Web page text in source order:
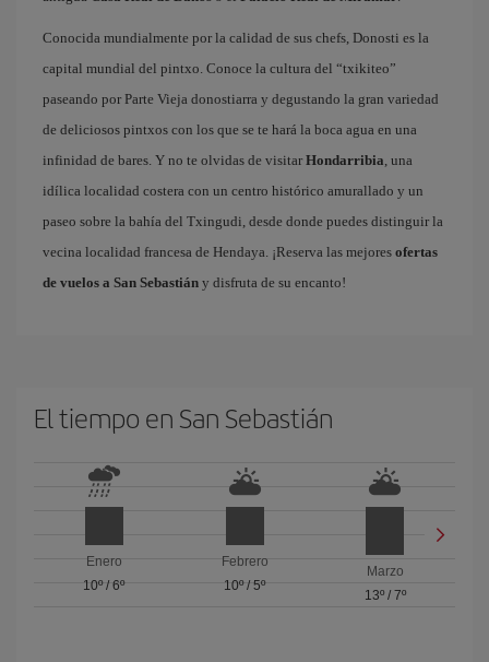
Conocida mundialmente por la calidad de sus chefs, Donosti es la
capital mundial del pintxo. Conoce la cultura del “txikiteo”
paseando por Parte Vieja donostiarra y degustando la gran variedad
de deliciosos pintxos con los que se te hará la boca agua en una
infinidad de bares. Y no te olvidas de visitar Hondarribia, una
idílica localidad costera con un centro histórico amurallado y un
paseo sobre la bahía del Txingudi, desde donde puedes distinguir la
vecina localidad francesa de Hendaya. ¡Reserva las mejores ofertas
de vuelos a San Sebastián y disfruta de su encanto!
El tiempo en San Sebastián
Enero
10º/6º
Febrero
10º/ 5º
Marzo
13º/ 7º